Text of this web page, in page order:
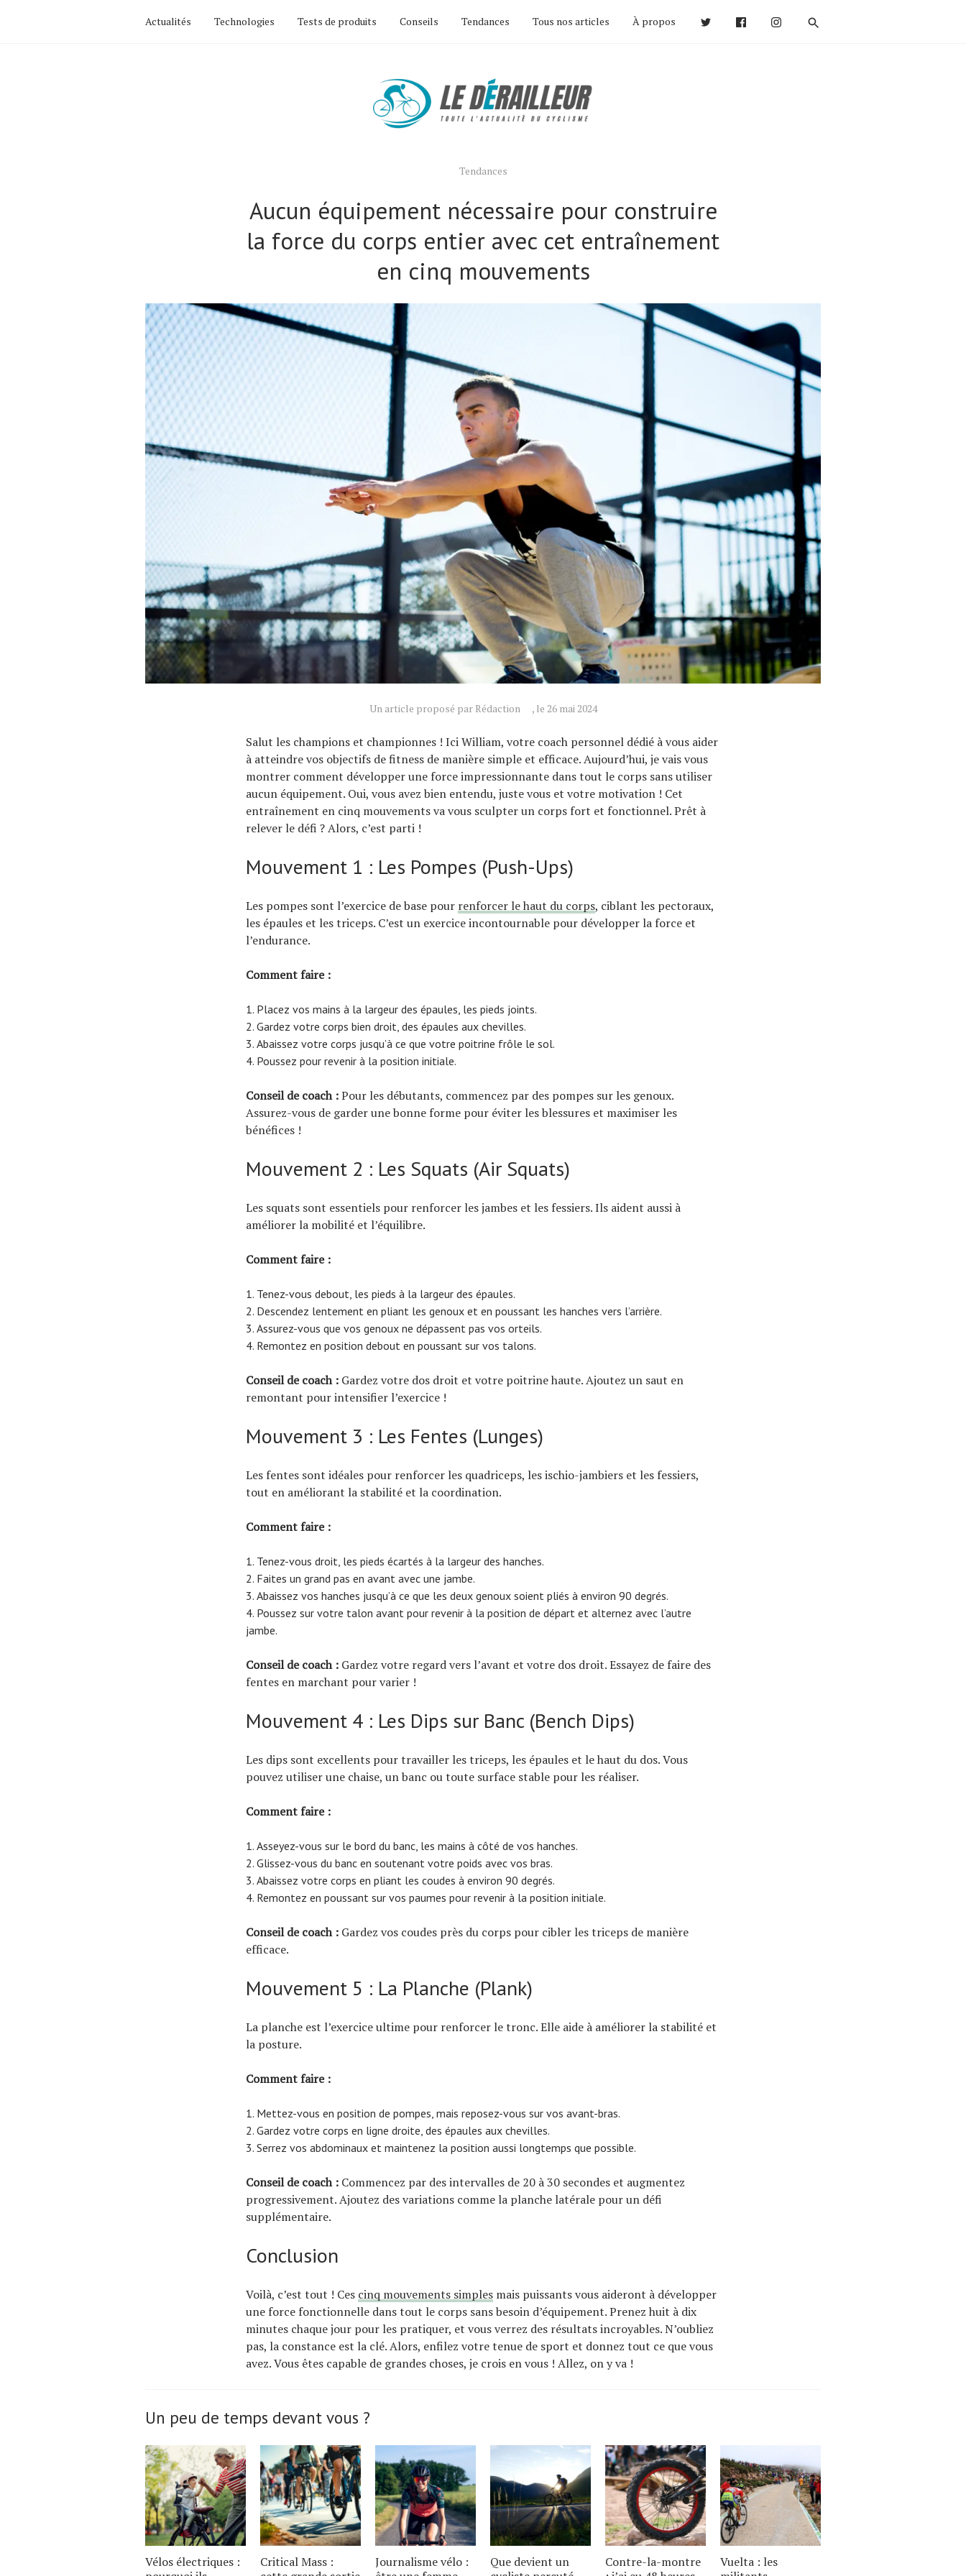
Actualités Technologies Tests de produits Conseils Tendances Tous nos articles À propos
Tendances
Aucun équipement nécessaire pour construire
la force du corps entier avec cet entraînement
en cinq mouvements
Un article proposé par Rédaction , le 26 mai 2024
Salut les champions et championnes ! Ici William, votre coach personnel dédié à vous aider
à atteindre vos objectifs de fitness de manière simple et efficace. Aujourd’hui, je vais vous
montrer comment développer une force impressionnante dans tout le corps sans utiliser
aucun équipement. Oui, vous avez bien entendu, juste vous et votre motivation ! Cet
entraînement en cinq mouvements va vous sculpter un corps fort et fonctionnel. Prêt à
relever le défi ? Alors, c’est parti !
Mouvement 1 : Les Pompes (Push-Ups)
Les pompes sont l’exercice de base pour renforcer le haut du corps, ciblant les pectoraux,
les épaules et les triceps. C’est un exercice incontournable pour développer la force et
l’endurance.
Comment faire :
Placez vos mains à la largeur des épaules, les pieds joints.
Gardez votre corps bien droit, des épaules aux chevilles.
Abaissez votre corps jusqu’à ce que votre poitrine frôle le sol.
Poussez pour revenir à la position initiale.
Conseil de coach :Pour les débutants, commencez par des pompes sur les genoux.
Assurez-vous de garder une bonne forme pour éviter les blessures et maximiser les
bénéfices !
Mouvement 2 : Les Squats (Air Squats)
Les squats sont essentiels pour renforcer les jambes et les fessiers. Ils aident aussi à
améliorer la mobilité et l’équilibre.
Comment faire :
Tenez-vous debout, les pieds à la largeur des épaules.
Descendez lentement en pliant les genoux et en poussant les hanches vers l’arrière.
Assurez-vous que vos genoux ne dépassent pas vos orteils.
Remontez en position debout en poussant sur vos talons.
Conseil de coach : Gardez votre dos droit et votre poitrine haute. Ajoutez un saut en
remontant pour intensifier l’exercice !
Mouvement 3 : Les Fentes (Lunges)
Les fentes sont idéales pour renforcer les quadriceps, les ischio-jambiers et les fessiers,
tout en améliorant la stabilité et la coordination.
Comment faire :
Tenez-vous droit, les pieds écartés à la largeur des hanches.
Faites un grand pas en avant avec une jambe.
Abaissez vos hanches jusqu’à ce que les deux genoux soient pliés à environ 90 degrés.
Poussez sur votre talon avant pour revenir à la position de départ et alternez avec l’autre
jambe.
Conseil de coach : Gardez votre regard vers l’avant et votre dos droit. Essayez de faire des
fentes en marchant pour varier !
Mouvement 4 : Les Dips sur Banc (Bench Dips)
Les dips sont excellents pour travailler les triceps, les épaules et le haut du dos. Vous
pouvez utiliser une chaise, un banc ou toute surface stable pour les réaliser.
Comment faire :
Asseyez-vous sur le bord du banc, les mains à côté de vos hanches.
Glissez-vous du banc en soutenant votre poids avec vos bras.
Abaissez votre corps en pliant les coudes à environ 90 degrés.
Remontez en poussant sur vos paumes pour revenir à la position initiale.
Conseil de coach : Gardez vos coudes près du corps pour cibler les triceps de manière
efficace.
Mouvement 5 : La Planche (Plank)
La planche est l’exercice ultime pour renforcer le tronc. Elle aide à améliorer la stabilité et
la posture.
Comment faire :
Mettez-vous en position de pompes, mais reposez-vous sur vos avant-bras.
Gardez votre corps en ligne droite, des épaules aux chevilles.
Serrez vos abdominaux et maintenez la position aussi longtemps que possible.
Conseil de coach : Commencez par des intervalles de 20 à 30 secondes et augmentez
progressivement. Ajoutez des variations comme la planche latérale pour un défi
supplémentaire.
Conclusion
Voilà, c’est tout ! Ces cinq mouvements simples mais puissants vous aideront à développer
une force fonctionnelle dans tout le corps sans besoin d’équipement. Prenez huit à dix
minutes chaque jour pour les pratiquer, et vous verrez des résultats incroyables. N’oubliez
pas, la constance est la clé. Alors, enfilez votre tenue de sport et donnez tout ce que vous
avez. Vous êtes capable de grandes choses, je crois en vous ! Allez, on y va !
Un peu de temps devant vous ?
Vélos électriques :
Critical Mass :
Journalisme vélo :
Que devient un
Contre-la-montre
Vuelta : les